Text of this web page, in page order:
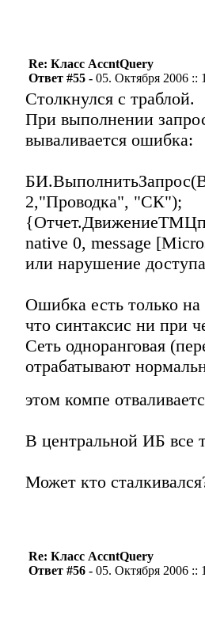
Re: Класс AccntQuery
Ответ #55 - 05. Октября 2006 ::
Столкнулся с траблой.
При выполнении
вываливается ошибка:
2,"Проводка", "СК");
native 0, message
или нарушение доступа
Ошибка есть только
что синтаксис ни при
Сеть одноранговая
отрабатывают
этом компе
В центральной ИБ все
Может кто
Re: Класс AccntQuery
Ответ #56 - 05. Октября 2006 ::